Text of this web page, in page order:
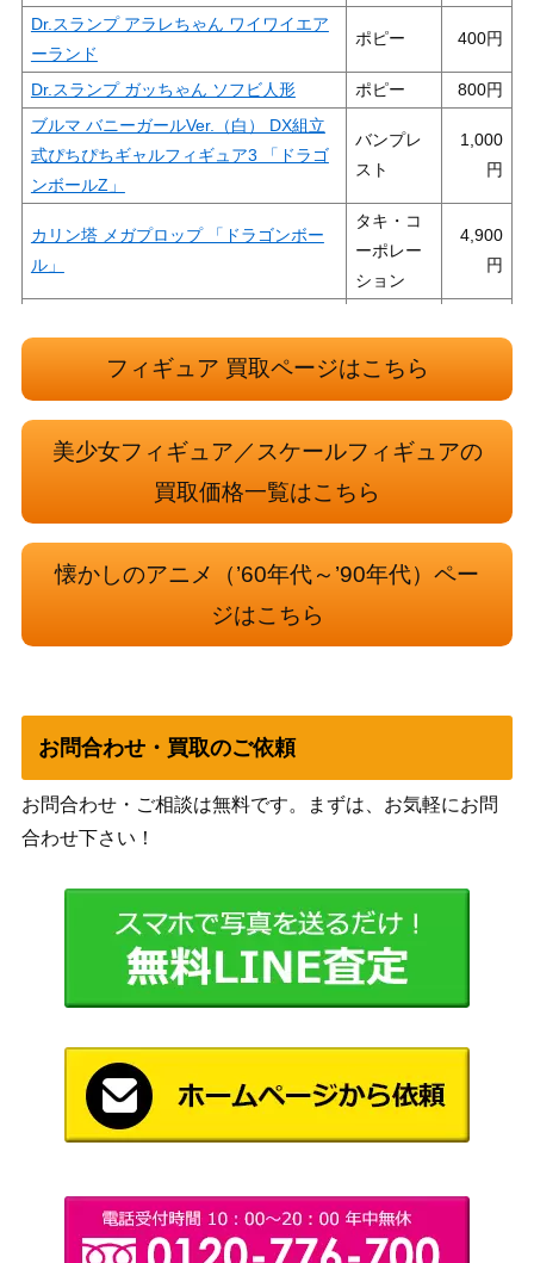
Dr.スランプ アラレちゃん ワイワイエア
ーランド
ポピー 400
Dr.スランプ ガッちゃん ソフビ人形 ポピー
800
ブルマ バニーガールVer.（白） DX組立
式ぴちぴちギャルフィギュア3 「ドラゴ
ンボールZ」
バンプレ
スト
1,000
カリン塔 メガプロップ 「ドラゴンボー
ル」
タキ・コ
ーポレー
ション
4,900
丸型宇宙船＆悟空 「一番くじ ドラゴン
ギュア
スト
3,500
ドラゴンボール改 トイフェス限定 最長
老 ビッグサイズフィギュア アニメカラ
トーイズ
Dr.スランプ アラレちゃん パワーギャル
アラレちゃん 科学特捜隊Ver.
ポピー
8,000
アラレちゃん
ポピー
兵衛研究所 プラモデル
バンダイ
Dr.スランプ アラレちゃん ヘルメット帽
ドラゴンボール 悟空のさんりんしゃ エポック
Dr.スランプ アラレちゃん よい子おでか
ポピー
フィギュア 買取ページはこちら
美少女フィギュア／スケールフィギュアの
買取価格一覧はこちら
懐かしのアニメ（’60年代～’90年代）ペー
ジはこちら
お問合わせ・買取のご依頼
お問合わせ・ご相談は無料です。まずは、お気軽にお問
合わせ下さい！